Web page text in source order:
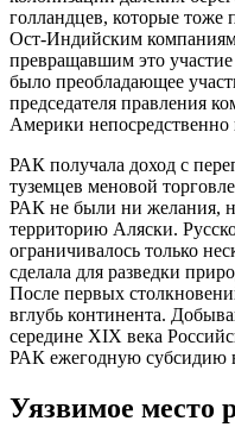
голландцев, которые тоже
Ост-Индийским
превращавшим это
было преобладающее
председателя правления
Америки непосредственно
РАК получала доход с
туземцев меновой
РАК не были ни желания,
территорию Аляски.
ограничивалось только
сделала для разведки
После первых
вглубь континента.
середине XIX века
РАК ежегодную субсидию
Уязвимое место